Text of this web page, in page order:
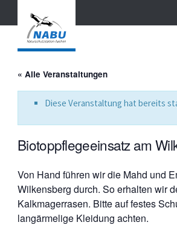
« Alle Veranstaltungen
Diese Veranstaltung hat bereits
Biotoppflegeeinsatz am
Von Hand führen wir die Mahd und
Wilkensberg durch. So erhalten wir
Kalkmagerrasen. Bitte auf festes
langärmelige Kleidung achten.